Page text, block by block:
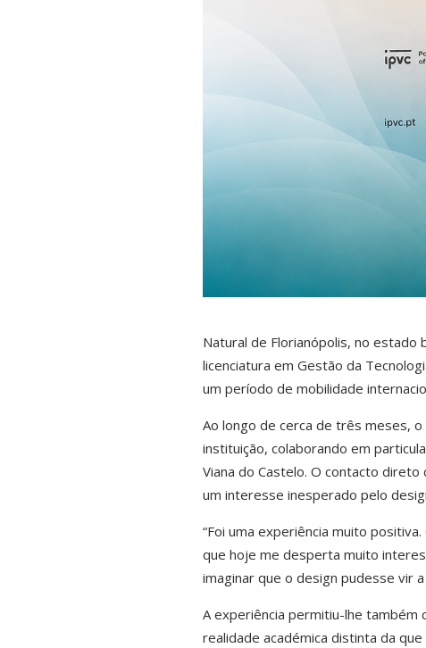
Natural de Florianópolis, no estado
licenciatura em Gestão da
um período de mobilidade
Ao longo de cerca de três meses,
instituição, colaborando em
Viana do Castelo. O contacto
um interesse inesperado pelo
“Foi uma experiência muito
que hoje me desperta muito
imaginar que o design pudesse vir
A experiência permitiu-lhe
realidade académica distinta da